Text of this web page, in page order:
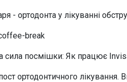
- ортодонта у лікуванні
break
сила посмішки: Як працює
ортодонтичного